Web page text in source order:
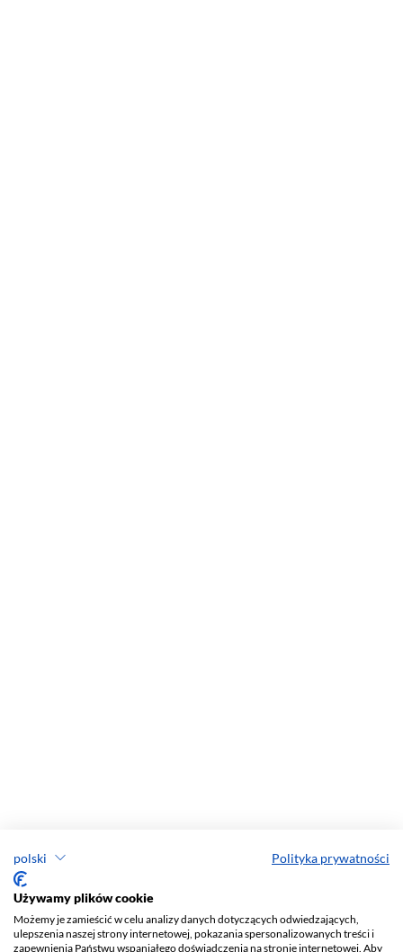
polski Polityka prywatności
Używamy plików cookie
Możemy je zamieścić w celu analizy danych dotyczących odwiedzających,
ulepszenia naszej strony internetowej, pokazania spersonalizowanych treści i
zapewnienia Państwu wspaniałego doświadczenia na stronie internetowej. Aby